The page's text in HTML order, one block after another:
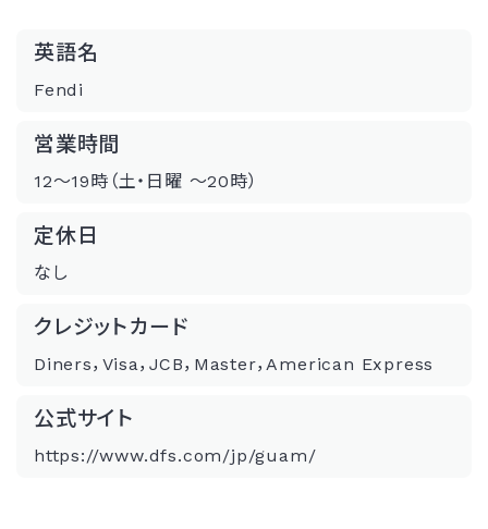
英語名
Fendi
営業時間
12〜19時（土・日曜 〜20時）
定休日
なし
クレジットカード
Diners，Visa，JCB，Master，American Express
公式サイト
https://www.dfs.com/jp/guam/